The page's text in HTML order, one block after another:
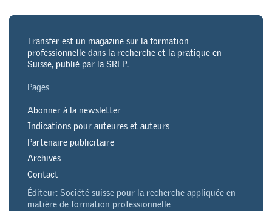
Transfer est un magazine sur la formation
professionnelle dans la recherche et la pratique en
Suisse, publié par la SRFP.
Pages
Abonner à la newsletter
Indications pour auteures et auteurs
Partenaire publicitaire
Archives
Contact
Éditeur: Société suisse pour la recherche appliquée en
matière de formation professionnelle